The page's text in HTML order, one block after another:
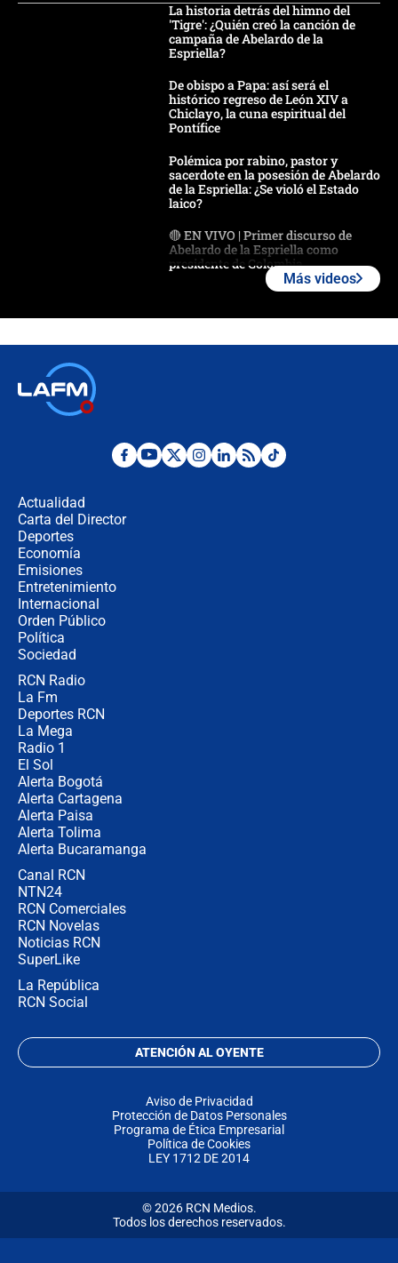
La historia detrás del himno del
'Tigre': ¿Quién creó la canción de
campaña de Abelardo de la
Espriella?
De obispo a Papa: así será el
histórico regreso de León XIV a
Chiclayo, la cuna espiritual del
Pontífice
Polémica por rabino, pastor y
sacerdote en la posesión de Abelardo
de la Espriella: ¿Se violó el Estado
laico?
🔴 EN VIVO | Primer discurso de
Abelardo de la Espriella como
presidente de Colombia
Desde dermatitis hasta infecciones:
Más videos
Actualidad
Carta del Director
Deportes
Economía
Emisiones
Entretenimiento
Internacional
Orden Público
Política
Sociedad
RCN Radio
La Fm
Deportes RCN
La Mega
Radio 1
El Sol
Alerta Bogotá
Alerta Cartagena
Alerta Paisa
Alerta Tolima
Alerta Bucaramanga
Canal RCN
NTN24
RCN Comerciales
RCN Novelas
Noticias RCN
SuperLike
La República
RCN Social
ATENCIÓN AL OYENTE
Aviso de Privacidad
Protección de Datos Personales
Programa de Ética Empresarial
Política de Cookies
LEY 1712 DE 2014
© 2026 RCN Medios.
Todos los derechos reservados.